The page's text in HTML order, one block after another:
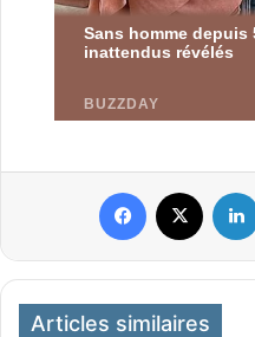
Articles similaires